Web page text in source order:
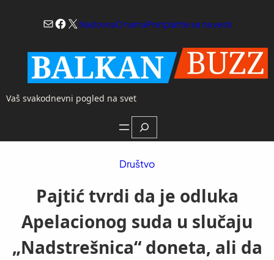
Mail
Facebook
X NaslovnaO namaPretplatite se na vesti
Vaš svakodnevni pogled na svet
Search
Društvo
Pajtić tvrdi da je odluka
Apelacionog suda u slučaju
„Nadstrešnica“ doneta, ali da